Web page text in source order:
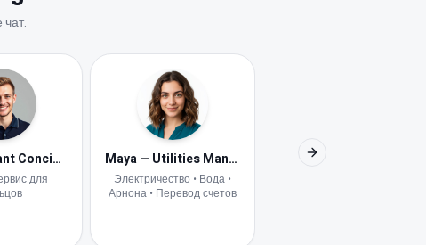
Lior — Tenant Concierge
для
Maya — Utilities Manager
Электричество • Вода •
Арнона • Перевод счетов
Avital — Digital HR
Next slide